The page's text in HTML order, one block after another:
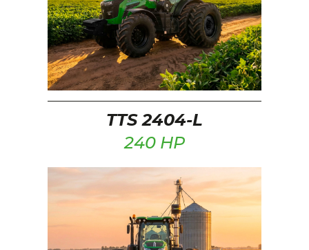
TTS 2404-L
240 HP